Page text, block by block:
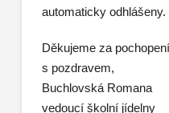
automaticky odhlášeny.
Děkujeme za
s pozdravem,
Buchlovská Romana
vedoucí školní jídelny